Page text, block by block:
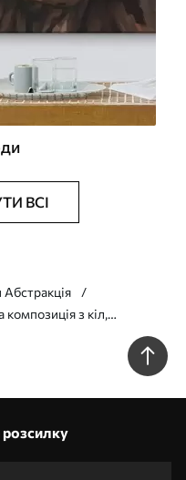
ВСІ
з кіл,
розсилку